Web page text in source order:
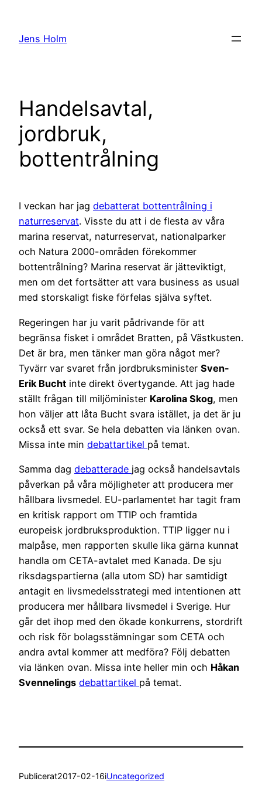
innehåll
Jens Holm
Handelsavtal,
jordbruk,
bottentrålning
I veckan har jag debatterat bottentrålning i
naturreservat. Visste du att i de flesta av våra
marina reservat, naturreservat, nationalparker
och Natura 2000-områden förekommer
bottentrålning? Marina reservat är jätteviktigt,
men om det fortsätter att vara business as usual
med storskaligt fiske förfelas själva syftet.
Regeringen har ju varit pådrivande för att
begränsa fisket i området Bratten, på Västkusten.
Det är bra, men tänker man göra något mer?
Tyvärr var svaret från jordbruksminister Sven-
Erik Bucht inte direkt övertygande. Att jag hade
ställt frågan till miljöminister Karolina Skog, men
hon väljer att låta Bucht svara istället, ja det är ju
också ett svar. Se hela debatten via länken ovan.
Missa inte min debattartikel på temat.
Samma dag debatterade jag också handelsavtals
påverkan på våra möjligheter att producera mer
hållbara livsmedel. EU-parlamentet har tagit fram
en kritisk rapport om TTIP och framtida
europeisk jordbruksproduktion. TTIP ligger nu i
malpåse, men rapporten skulle lika gärna kunnat
handla om CETA-avtalet med Kanada. De sju
riksdagspartierna (alla utom SD) har samtidigt
antagit en livsmedelsstrategi med intentionen att
producera mer hållbara livsmedel i Sverige. Hur
går det ihop med den ökade konkurrens, stordrift
och risk för bolagsstämningar som CETA och
andra avtal kommer att medföra? Följ debatten
via länken ovan. Missa inte heller min och Håkan
Svennelings debattartikel på temat.
Publicerat2017-02-16iUncategorized